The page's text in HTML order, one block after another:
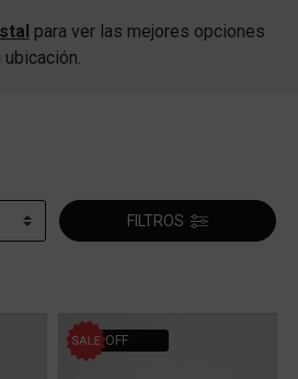
para ver las mejores opciones
FILTROS
11% OFF